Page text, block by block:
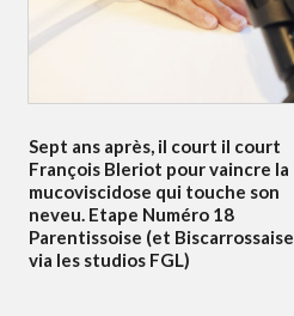
Sept ans après, il court il court
François Bleriot pour vaincre la
mucoviscidose qui touche son
neveu. Etape Numéro 18
Parentissoise (et Biscarrossaise
via les studios FGL)